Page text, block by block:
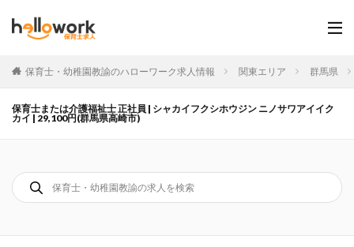
保育士・幼稚園教諭のハローワーク求人情報 関東エリア 群馬県
保育士または介護福祉士 正社員 | シャカイフクシホウジン ニノサワアイイク
カイ | 29,100円(群馬県高崎市)